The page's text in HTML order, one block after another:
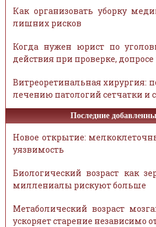
Как организовать уборку
лишних рисков
Когда нужен юрист по
действия при проверке,
Витреоретинальная хирургия:
лечению патологий сетчатки и
Последние
Новое открытие:
уязвимость
Биологический возраст как
миллениалы рискуют больше
Метаболический возраст
ускоряет старение независимо